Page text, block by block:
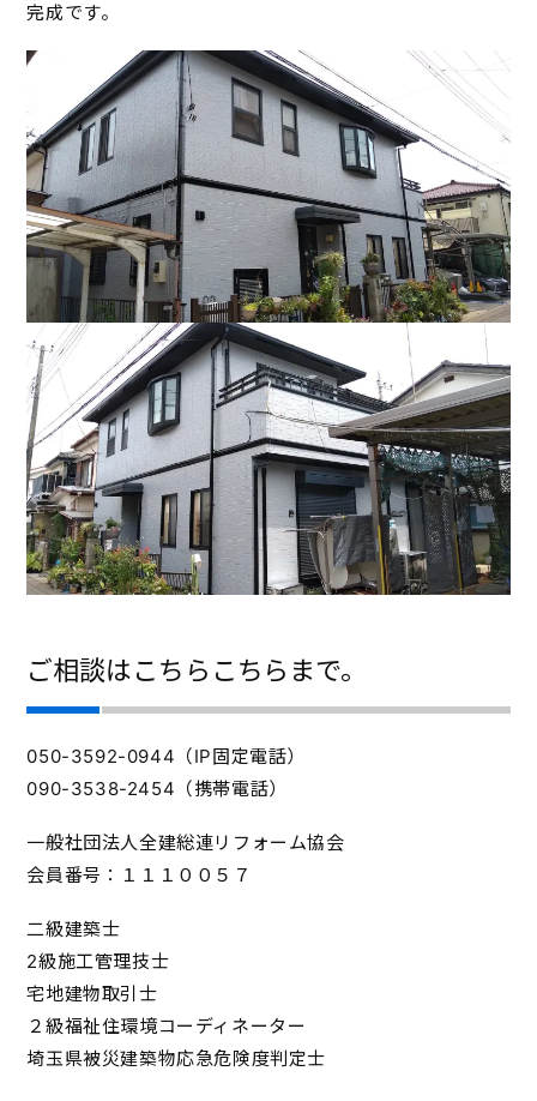
完成です。
ご相談はこちらこちらまで。
050-3592-0944（IP固定電話）
090-3538-2454（携帯電話）
一般社団法人全建総連リフォーム協会
会員番号：１１１００５７
二級建築士
2級施工管理技士
宅地建物取引士
２級福祉住環境コーディネーター
埼玉県被災建築物応急危険度判定士